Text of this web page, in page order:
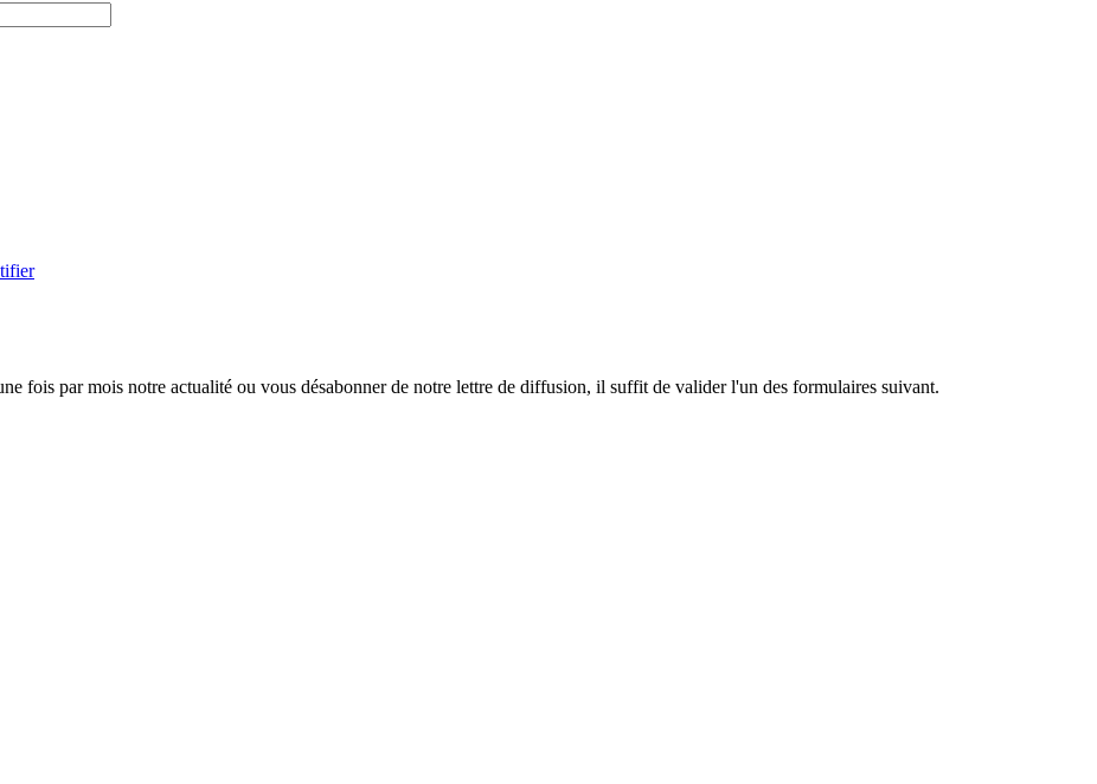
fois par mois notre actualité ou vous désabonner de notre lettre de diffusion, il suffit de valider l'un des formulaires suivant.